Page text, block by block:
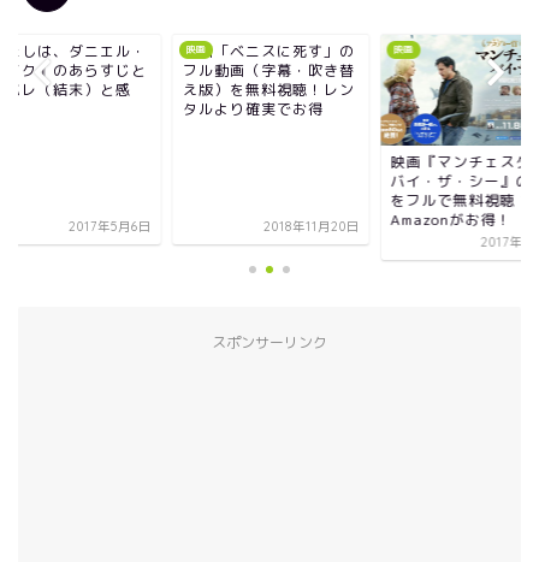
「ベニスに死す」の
動画（字幕・吹き替
を無料視聴！レン
2018年11月20日
映画
Amazonがお得！
2017年11月1日
映画
『わたしは、ダニエ
ブレイク』のあらす
ネタバレ（結末）と
想！
2017年5
スポンサーリンク